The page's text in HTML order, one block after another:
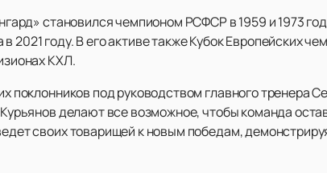
становился чемпионом РСФСР в 1959 и 1973
2021 году. В его активе также Кубок Европейских
КХЛ.
под руководством главного тренера
делают все возможное, чтобы команда
своих товарищей к новым победам,